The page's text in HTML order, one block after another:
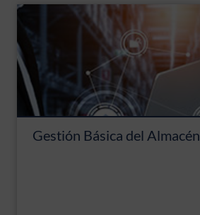
Gestión Básica del Almacén